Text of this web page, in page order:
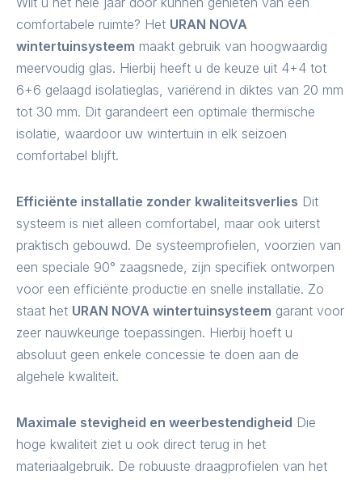
comfortabele ruimte? Het URAN NOVA
wintertuinsysteem maakt gebruik van hoogwaardig
meervoudig glas. Hierbij heeft u de keuze uit 4+4 tot
6+6 gelaagd isolatieglas, variërend in diktes van 20 mm
tot 30 mm. Dit garandeert een optimale thermische
isolatie, waardoor uw wintertuin in elk seizoen
comfortabel blijft.
Efficiënte installatie zonder kwaliteitsverlies Dit
systeem is niet alleen comfortabel, maar ook uiterst
praktisch gebouwd. De systeemprofielen, voorzien van
een speciale 90° zaagsnede, zijn specifiek ontworpen
voor een efficiënte productie en snelle installatie. Zo
staat het URAN NOVA wintertuinsysteem garant voor
zeer nauwkeurige toepassingen. Hierbij hoeft u
absoluut geen enkele concessie te doen aan de
algehele kwaliteit.
Maximale stevigheid en weerbestendigheid Die
hoge kwaliteit ziet u ook direct terug in het
materiaalgebruik. De robuuste draagprofielen van het